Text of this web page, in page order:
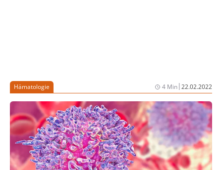
metastasierten Zervixkarzinom aufgezeigt und ein
Hämatologie 4 Min|22.02.2022